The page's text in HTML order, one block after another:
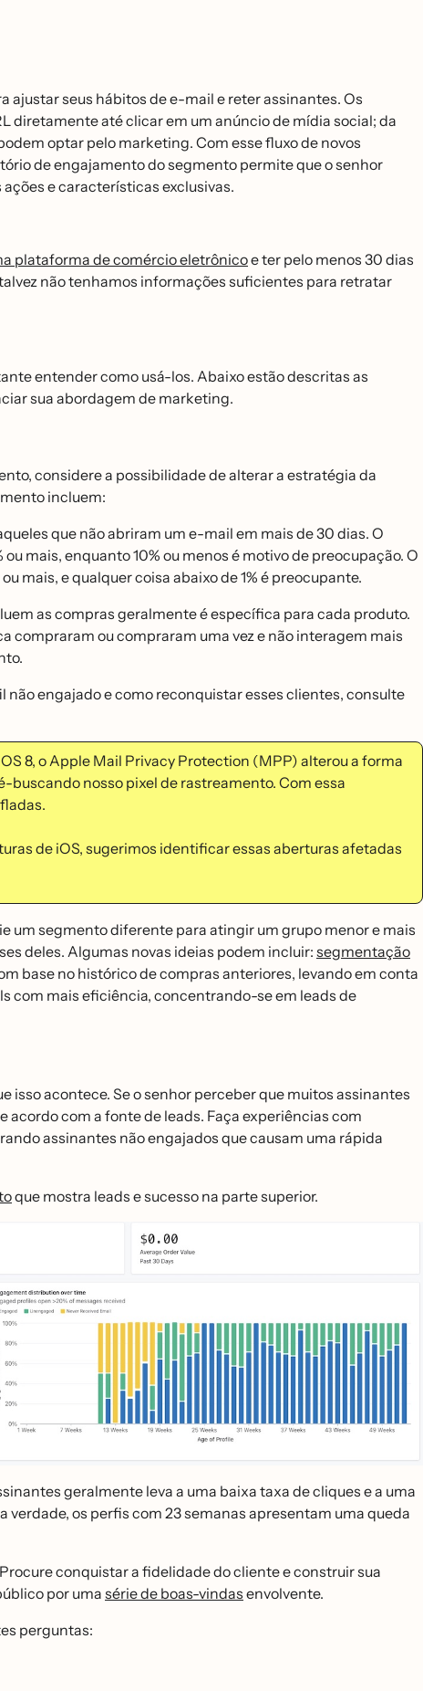
ajustar seus hábitos de e-mail e reter assinantes. Os
diretamente até clicar em um anúncio de mídia social; da
optar pelo marketing. Com esse fluxo de novos
de engajamento do segmento permite que o senhor
e características exclusivas.
plataforma de comércio eletrônicoe ter pelo menos 30 dias
não tenhamos informações suficientes para retratar
entender como usá-los. Abaixo estão descritas as
sua abordagem de marketing.
considere a possibilidade de alterar a estratégia da
incluem:
que não abriram um e-mail em mais de 30 dias. O
mais, enquanto 10% ou menos é motivo de preocupação. O
mais, e qualquer coisa abaixo de 1% é preocupante.
as compras geralmente é específica para cada produto.
compraram ou compraram uma vez e não interagem mais
engajado e como reconquistar esses clientes, consulte
8, o Apple Mail Privacy Protection (MPP) alterou a forma
buscando nosso pixel de rastreamento. Com essa
de iOS, sugerimos identificar essas aberturas afetadas
um segmento diferente para atingir um grupo menor e mais
deles. Algumas novas ideias podem incluir:segmentação
base no histórico de compras anteriores, levando em conta
com mais eficiência, concentrando-se em leads de
acontece. Se o senhor perceber que muitos assinantes
acordo com a fonte de leads. Faça experiências com
assinantes não engajados que causam uma rápida
que mostra leads e sucesso na parte superior.
geralmente leva a uma baixa taxa de cliques e a uma
os perfis com 23 semanas apresentam uma queda
conquistar a fidelidade do cliente e construir sua
por uma série de boas-vindas envolvente.
perguntas: